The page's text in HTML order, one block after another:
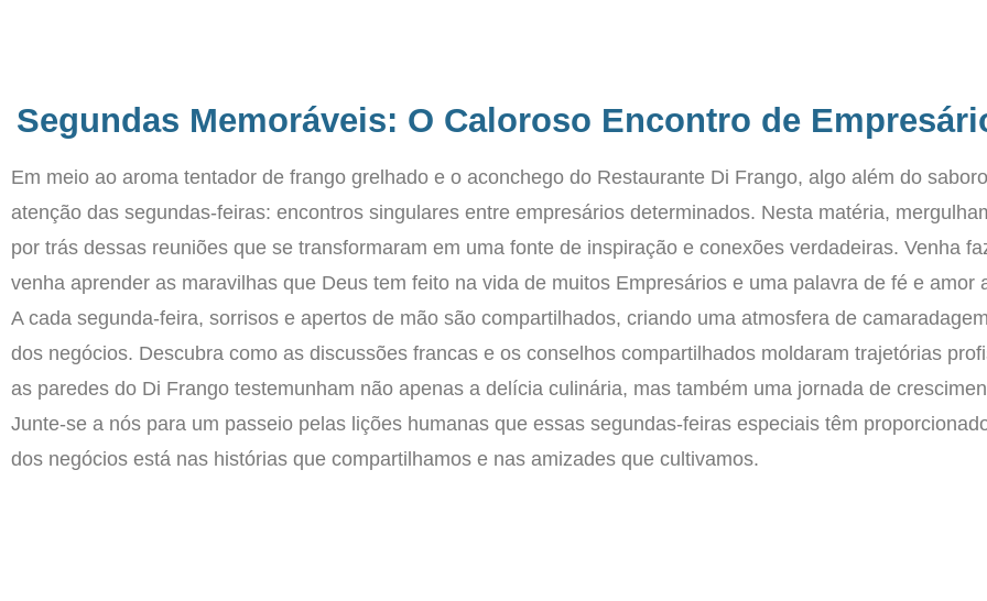
Segundas Memoráveis: O Caloroso Encontro de
Em meio ao aroma tentador de frango grelhado e o aconchego do Restaurante Di Frango, algo além do
atenção das segundas-feiras: encontros singulares entre empresários determinados. Nesta matéria,
por trás dessas reuniões que se transformaram em uma fonte de inspiração e conexões verdadeiras. Venha
venha aprender as maravilhas que Deus tem feito na vida de muitos Empresários e uma palavra de fé e amor
A cada segunda-feira, sorrisos e apertos de mão são compartilhados, criando uma atmosfera de
dos negócios. Descubra como as discussões francas e os conselhos compartilhados moldaram trajetórias
as paredes do Di Frango testemunham não apenas a delícia culinária, mas também uma jornada de
Junte-se a nós para um passeio pelas lições humanas que essas segundas-feiras especiais têm
dos negócios está nas histórias que compartilhamos e nas amizades que cultivamos.